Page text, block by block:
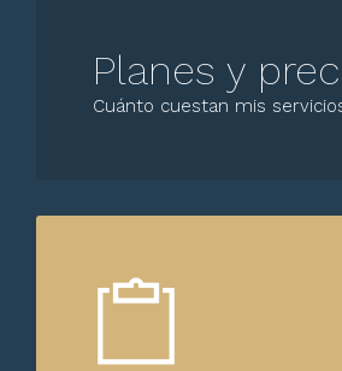
Planes y
Cuánto cuestan mis